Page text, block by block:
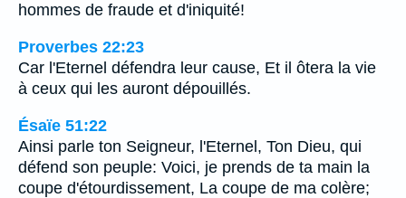
hommes de fraude et d'iniquité!
Proverbes 22:23
Car l'Eternel défendra leur cause, Et il ôtera la vie
à ceux qui les auront dépouillés.
Ésaïe 51:22
Ainsi parle ton Seigneur, l'Eternel, Ton Dieu, qui
défend son peuple: Voici, je prends de ta main la
coupe d'étourdissement, La coupe de ma colère;